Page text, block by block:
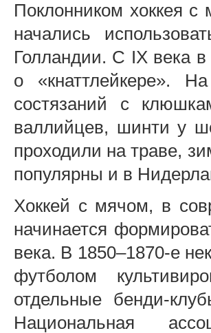
Поклонником хоккея
начались
Голландии. С IX века в
о «кнаттлейкере».
состязаний с
валлийцев, шинти у
проходили на траве,
популярны и в
Хоккей с мячом, в
начинается
века. В 1850–1870-е
футболом
отдельные бенди-
Национальная